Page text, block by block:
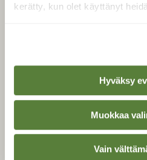
kerätty, kun olet käyttänyt
Hyväksy
Muokkaa
Vain